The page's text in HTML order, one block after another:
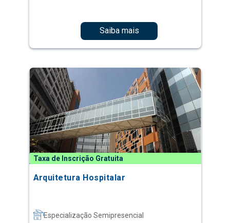
Saiba mais
Taxa de Inscrição Gratuita
Arquitetura Hospitalar
Especialização Semipresencial